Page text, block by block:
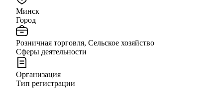
Минск
Город
Розничная торговля, Сельское хозяйство
Сферы деятельности
Организация
Тип регистрации